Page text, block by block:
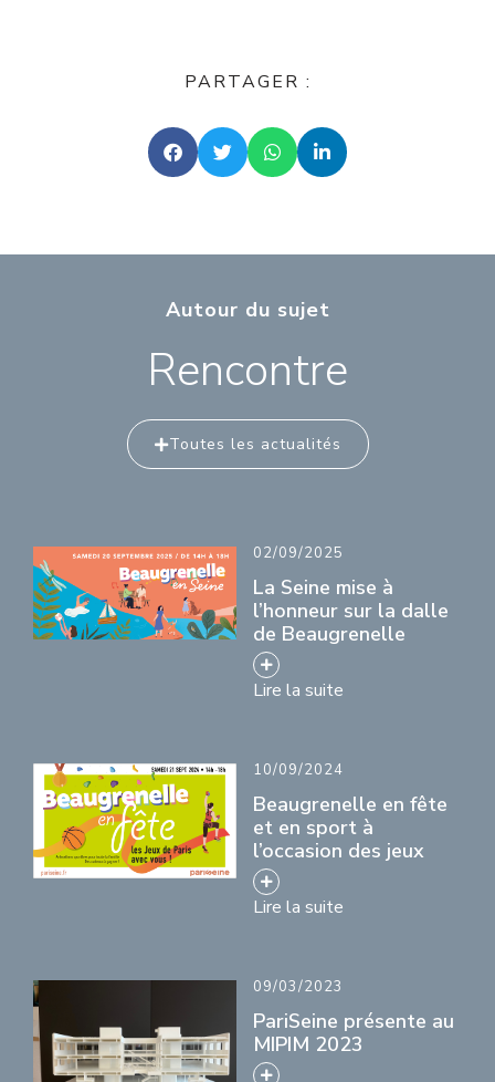
PARTAGER :
Autour du sujet
Rencontre
Toutes les actualités
02/09/2025
La Seine mise à
l’honneur sur la dalle
de Beaugrenelle
Lire la suite
10/09/2024
Beaugrenelle en fête
et en sport à
l’occasion des jeux
Lire la suite
09/03/2023
PariSeine présente au
MIPIM 2023